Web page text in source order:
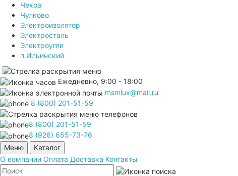
Чехов
Чулково
Электроизолятор
Электросталь
Электроугли
п.Ильинский
Ежедневно, 9:00 - 18:00
msmlux@mail.ru
8 (800) 201-51-59
8 (800) 201-51-59
8 (926) 655-73-76
Меню
Каталог
О компании Оплата Доставка Контакты